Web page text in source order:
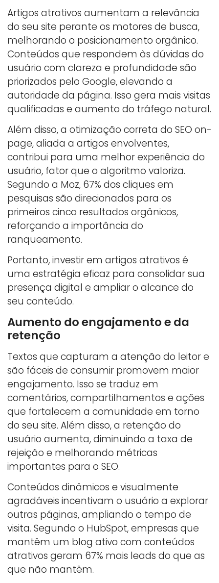
Artigos atrativos aumentam a relevância
do seu site perante os motores de busca,
melhorando o posicionamento orgânico.
Conteúdos que respondem às dúvidas do
usuário com clareza e profundidade são
priorizados pelo Google, elevando a
autoridade da página. Isso gera mais visitas
qualificadas e aumento do tráfego natural.
Além disso, a otimização correta do SEO on-
page, aliada a artigos envolventes,
contribui para uma melhor experiência do
usuário, fator que o algoritmo valoriza.
Segundo a Moz, 67% dos cliques em
pesquisas são direcionados para os
primeiros cinco resultados orgânicos,
reforçando a importância do
ranqueamento.
Portanto, investir em artigos atrativos é
uma estratégia eficaz para consolidar sua
presença digital e ampliar o alcance do
seu conteúdo.
Aumento do engajamento e da
retenção
Textos que capturam a atenção do leitor e
são fáceis de consumir promovem maior
engajamento. Isso se traduz em
comentários, compartilhamentos e ações
que fortalecem a comunidade em torno
do seu site. Além disso, a retenção do
usuário aumenta, diminuindo a taxa de
rejeição e melhorando métricas
importantes para o SEO.
Conteúdos dinâmicos e visualmente
agradáveis incentivam o usuário a explorar
outras páginas, ampliando o tempo de
visita. Segundo o HubSpot, empresas que
mantêm um blog ativo com conteúdos
atrativos geram 67% mais leads do que as
que não mantêm.